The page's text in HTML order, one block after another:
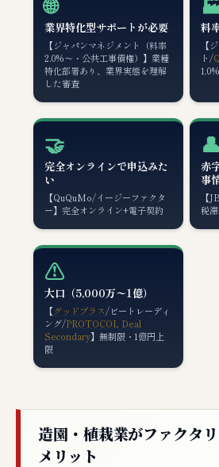
業界特化型サポートが必要
【ジャパンマネジメント（料率
2.0%〜・公共工事債権）】業種
特化部署あり、業界実態を理解
した審査
料
【
ト/
🤝
完全オンラインで申込みた
い
【QuQuMo/イージーファクタ
ー】完全オンライン+電子契約
👤
赤
事
【
税
⚠️
大口（5,000万〜1億）
【グッドプラス/ビートレーディ
ング/PROTOCOL Deal
Secondary】無制限・1億円上
限
造園・植栽業がファクタ
メリット